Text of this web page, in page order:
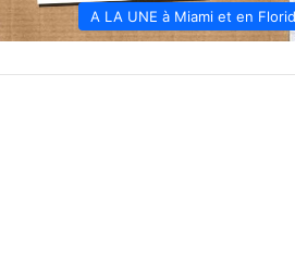
A LA UNE à Miami et en